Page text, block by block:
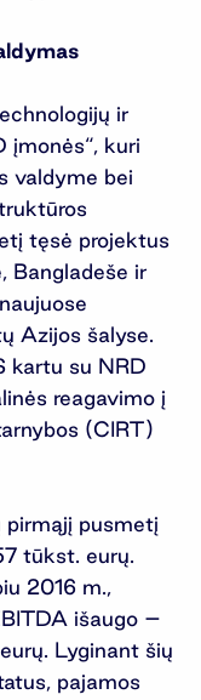
ir
įmonės“, kuri
valdyme bei
tęsė projektus
Bangladeše ir
Azijos šalyse.
kartu su NRD
reagavimo į
(CIRT)
pirmąjį pusmetį
tūkst. eurų.
2016 m.,
išaugo –
Lyginant šių
pajamos